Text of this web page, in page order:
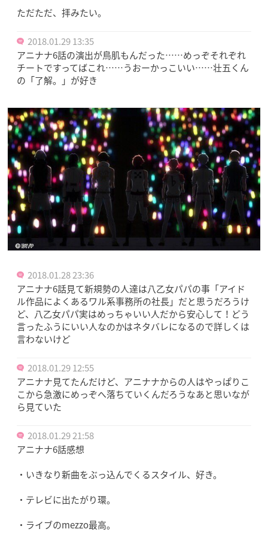
ただただ、拝みたい。
2018.01.29 13:35
アニナナ6話の演出が鳥肌もんだった……めっぞそれぞれ
チートですってばこれ……うおーかっこいい……壮五くん
の「了解。」が好き
2018.01.28 23:36
アニナナ6話見て新規勢の人達は八乙女パパの事「アイド
ル作品によくあるワル系事務所の社長」だと思うだろうけ
ど、八乙女パパ実はめっちゃいい人だから安心して！どう
言ったふうにいい人なのかはネタバレになるので詳しくは
言わないけど
2018.01.29 12:55
アニナナ見てたんだけど、アニナナからの人はやっぱりこ
こから急激にめっぞへ落ちていくんだろうなあと思いなが
ら見ていた
2018.01.29 21:58
アニナナ6話感想
・いきなり新曲をぶっ込んでくるスタイル、好き。
・テレビに出たがり環。
・ライブのmezzo最高。